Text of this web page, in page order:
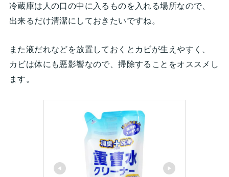
冷蔵庫は人の口の中に入るものを入れる場所なので、
出来るだけ清潔にしておきたいですね。
また液だれなどを放置しておくとカビが生えやすく、
カビは体にも悪影響なので、掃除することをオススメし
ます。